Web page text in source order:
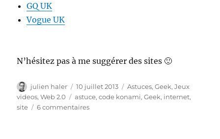
GQ UK
Vogue UK
N’hésitez pas à me suggérer des sites 🙂
Auteur
julien haler
Publié
le
10 juillet 2013 Catégories
Astuces,Geek,Jeux
videos,Web 2.0 Étiquettes
astuce,code konami,Geek, internet,
site
6 commentairessur